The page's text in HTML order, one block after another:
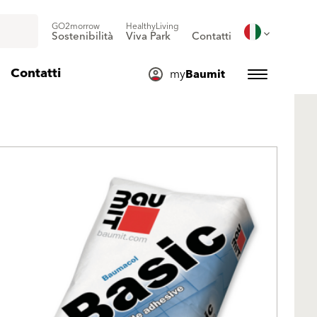
GO2morrow
Sostenibilità
HealthyLiving
Viva Park Contatti
Contatti myBaumit